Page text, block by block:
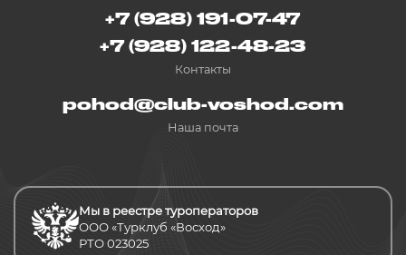
+7 (928) 191-07-47
+7 (928) 122-48-23
Контакты
pohod@club-voshod.com
Наша почта
Мы в реестре туроператоров
ООО «Турклуб «Восход»
РТО 023025